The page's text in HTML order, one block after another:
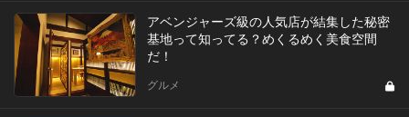
アベンジャーズ級の人気店が結集した秘密
基地って知ってる？めくるめく美食空間
だ！
グルメ